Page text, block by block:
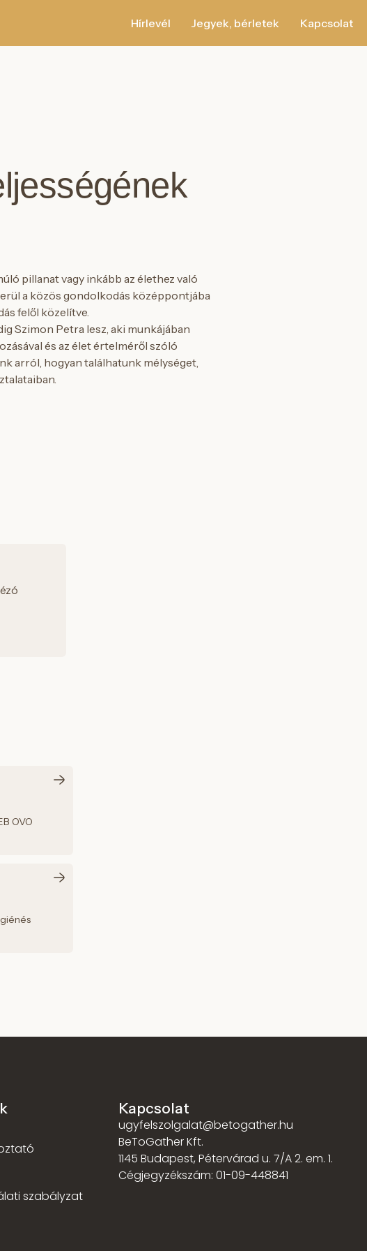
Hírlevél Jegyek, bérletek Kapcsolat
pillanat vagy inkább az élethez való
a közös gondolkodás középpontjába
felől közelítve.
Szimon Petra lesz, aki munkájában
és az élet értelméről szóló
arról, hogyan találhatunk mélységet,
OVO
szabályzat
Kapcsolat
ugyfelszolgalat@betogather.hu
BeToGather Kft.
1145 Budapest, Pétervárad u. 7/A 2. em. 1.
Cégjegyzékszám: 01-09-448841